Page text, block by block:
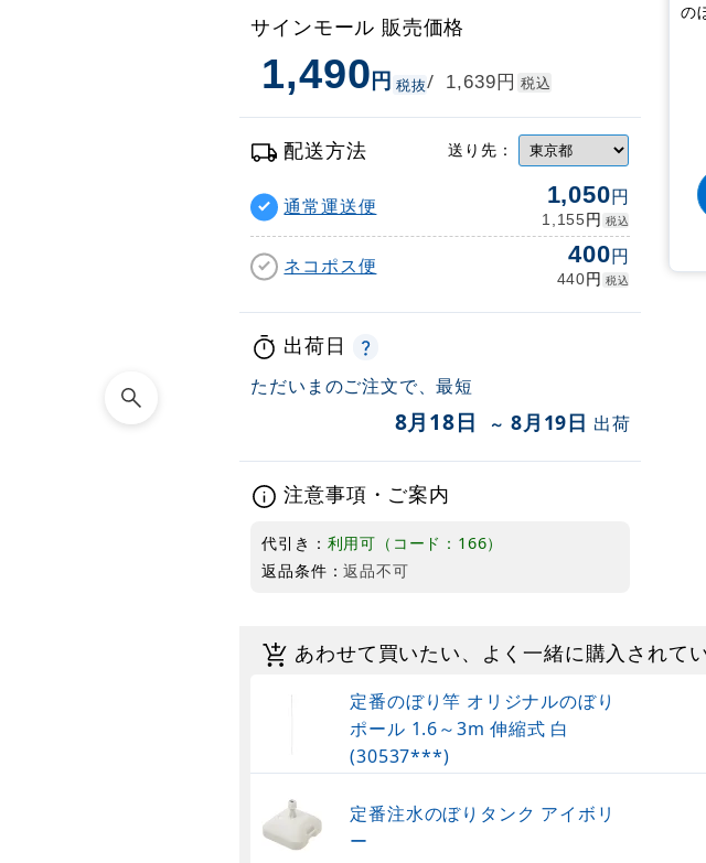
サインモール 販売価格
1,490円 税抜/ 1,639円 税込
配送方法 送り先：
通常運送便 1,050円
1,155円 税込
ネコポス便 400円
440円 税込
出荷日
ただいまのご注文で、最短
8月18日 ～ 8月19日 出荷
注意事項・ご案内
代引き： 利用可（コード：166）
返品条件：返品不可
の
あわせて買いたい、よく一緒に購入されて
定番のぼり竿 オリジナルのぼり
ポール 1.6～3m 伸縮式 白
(30537***)
定番注水のぼりタンク アイボリ
ー